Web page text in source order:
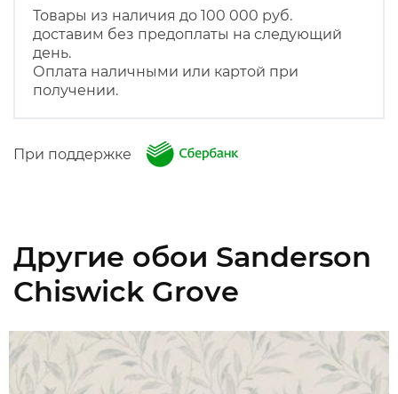
Товары из наличия до 100 000 руб.
доставим без предоплаты на следующий
день.
Оплата наличными или картой при
получении.
При поддержке
Другие обои Sanderson
Chiswick Grove